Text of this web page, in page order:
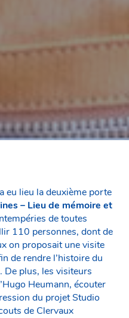
eu lieu la deuxième porte
– Lieu de mémoire et
de toutes
110 personnes, dont de
on proposait une visite
de rendre l’histoire du
De plus, les visiteurs
Heumann, écouter
du projet Studio
de Clervaux